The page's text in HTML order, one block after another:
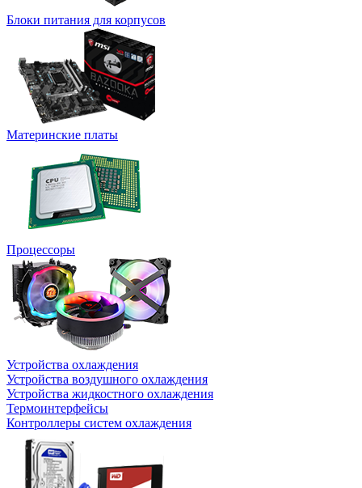
Блоки питания для корпусов
Материнские платы
Процессоры
Устройства охлаждения
Устройства воздушного охлаждения
Устройства жидкостного охлаждения
Термоинтерфейсы
Контроллеры систем охлаждения